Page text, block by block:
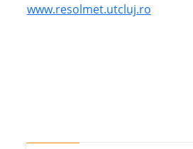
www.resolmet.utcluj.ro